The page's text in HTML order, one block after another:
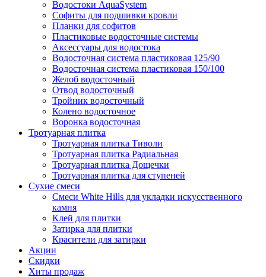
Водостоки AquaSystem
Софиты для подшивки кровли
Планки для софитов
Пластиковые водосточные системы
Аксессуары для водостока
Водосточная система пластиковая 125/90
Водосточная система пластиковая 150/100
Желоб водосточный
Отвод водосточный
Тройник водосточный
Колено водосточное
Воронка водосточная
Тротуарная плитка
Тротуарная плитка Тиволи
Тротуарная плитка Радиальная
Тротуарная плитка Дощечки
Тротуарная плитка для ступеней
Сухие смеси
Смеси White Hills для укладки искусственного
камня
Клей для плитки
Затирка для плитки
Красители для затирки
Акции
Скидки
Хиты продаж